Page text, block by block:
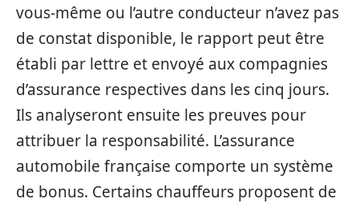
vous-même ou l’autre conducteur n’avez pas
de constat disponible, le rapport peut être
établi par lettre et envoyé aux compagnies
d’assurance respectives dans les cinq jours.
Ils analyseront ensuite les preuves pour
attribuer la responsabilité. L’assurance
automobile française comporte un système
de bonus. Certains chauffeurs proposent de